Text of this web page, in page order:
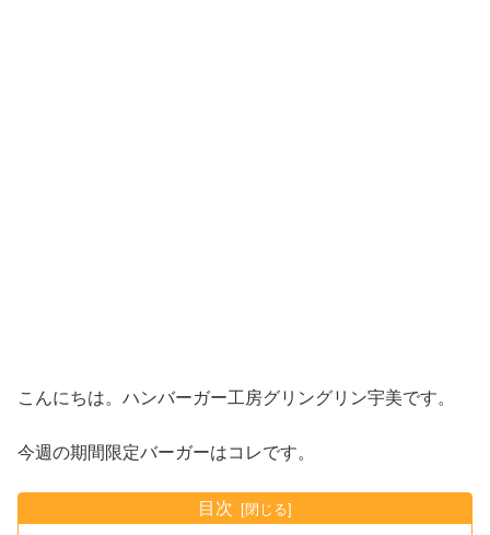
こんにちは。ハンバーガー工房グリングリン宇美です。
今週の期間限定バーガーはコレです。
目次